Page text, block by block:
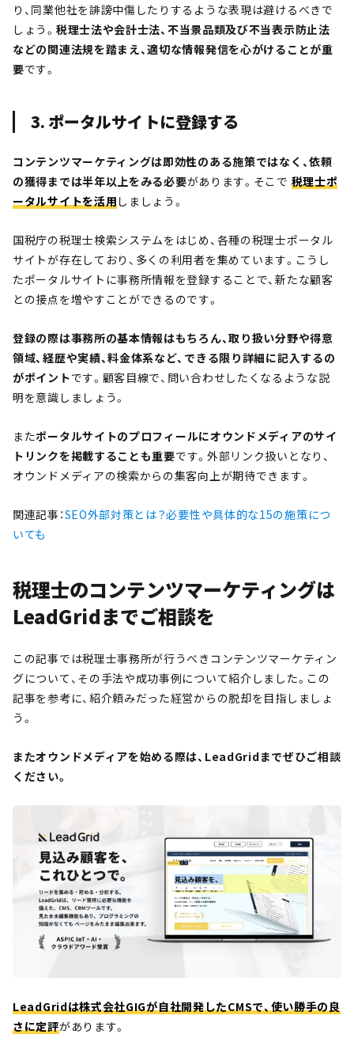
り、同業他社を誹謗中傷したりするような表現は避けるべきで
しょう。 税理士法や会計士法、不当景品類及び不当表示防止法
などの関連法規を踏まえ、適切な情報発信を心がけることが重
要です。
3. ポータルサイトに登録する
コンテンツマーケティングは即効性のある施策ではなく、依頼
の獲得までは半年以上をみる必要があります。そこで 税理士ポ
ータルサイトを活用 しましょう。
国税庁の税理士検索システムをはじめ、各種の税理士ポータル
サイトが存在しており、多くの利用者を集めています。こうし
たポータルサイトに事務所情報を登録することで、新たな顧客
との接点を増やすことができるのです。
登録の際は事務所の基本情報はもちろん、取り扱い分野や得意
領域、経歴や実績、料金体系など、できる限り詳細に記入するの
がポイントです。顧客目線で、問い合わせしたくなるような説
明を意識しましょう。
またポータルサイトのプロフィールにオウンドメディアのサイ
トリンクを掲載することも重要です。外部リンク扱いとなり、
オウンドメディアの検索からの集客向上が期待できます。
関連記事：SEO外部対策とは？必要性や具体的な15の施策につ
いても
税理士のコンテンツマーケティングは
LeadGridまでご相談を
この記事では税理士事務所が行うべきコンテンツマーケティン
グについて、その手法や成功事例について紹介しました。この
記事を参考に、紹介頼みだった経営からの脱却を目指しましょ
う。
またオウンドメディアを始める際は、LeadGridまでぜひご相談
ください。
LeadGridは株式会社GIGが自社開発したCMSで、使い勝手の良
さに定評があります。